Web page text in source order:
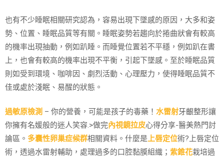
也有不少睡眠相關研究認為，容易出現下墜感的原因，大多和姿
勢、位置、睡眠品質等有關。睡眠姿勢若趨向於捲曲狀會有較高
的機率出現抽動，例如趴睡。而睡覺位置若不平穩，例如趴在書
上，也會有較高的機率出現不平衡，引起下墜感。至於睡眠品質
則如受到環境、咖啡因、劇烈活動、心理壓力，使得睡眠品質不
佳或處於淺眠、易醒的狀態。
過敏原檢測 – 你的營養，可能是孩子的毒藥！ 水雷射牙齦整形讓
你擁有名媛般的迷人笑容.>做完內視鏡拉皮心得分享-醫美熱門討
論區。 多囊性卵巢症候群相關資料。什麼是上唇定位術?上唇定位
術，透過水雷射輔助，處理過多的口腔黏膜組織； 紫錐花栽培過